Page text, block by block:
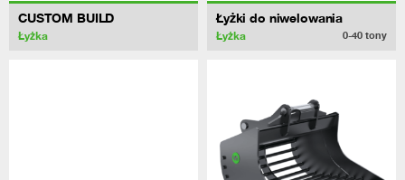
CUSTOM BUILD
Łyżka
Łyżki do niwelowania
Łyżka 0-40 tony